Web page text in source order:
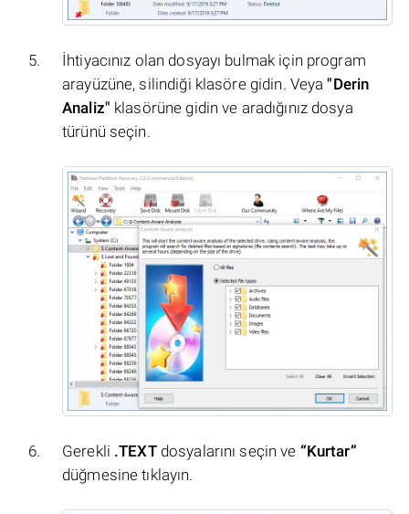
İhtiyacınız olan dosyayı bulmak için program
arayüzüne, silindiği klasöre gidin. Veya"Derin
Analiz" klasörüne gidin ve aradığınız dosya
türünü seçin.
Gerekli .TEXTdosyalarını seçin ve “Kurtar”
düğmesine tıklayın.